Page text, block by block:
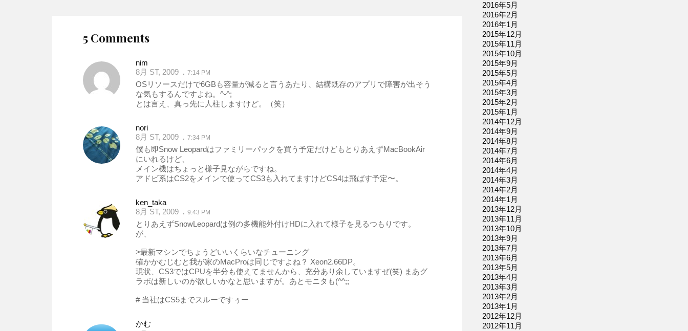
5 Comments
nim
8月 ST, 2009
7:14 PM
OSリソースだけで6GBも容量が減ると言うあたり、結構既存のアプリで障害が出そう
な気もするんですよね。^-^;
とは言え、真っ先に人柱しますけど。（笑）
nori
8月 ST, 2009
7:34 PM
僕も即Snow Leopardはファミリーパックを買う予定だけどもとりあえずMacBookAir
にいれるけど、
メイン機はちょっと様子見ながらですね。
アドビ系はCS2をメインで使ってCS3も入れてますけどCS4は飛ばす予定〜。
ken_taka
8月 ST, 2009
9:43 PM
とりあえずSnowLeopardは例の多機能外付けHDに入れて様子を見るつもりです。
が、
>最新マシンでちょうどいいくらいなチューニング
確かかむじむと我が家のMacProは同じですよね？ Xeon2.66DP。
現状、CS3ではCPUを半分も使えてませんから、充分あり余していますぜ(笑) まあグ
ラボは新しいのが欲しいかなと思いますが。あとモニタも(^^;;
# 当社はCS5までスルーですぅー
かむ
2016年5月
2016年2月
2016年1月
2015年12月
2015年11月
2015年10月
2015年9月
2015年5月
2015年4月
2015年3月
2015年2月
2015年1月
2014年12月
2014年9月
2014年8月
2014年7月
2014年6月
2014年4月
2014年3月
2014年2月
2014年1月
2013年12月
2013年11月
2013年10月
2013年9月
2013年7月
2013年6月
2013年5月
2013年4月
2013年3月
2013年2月
2013年1月
2012年12月
2012年11月